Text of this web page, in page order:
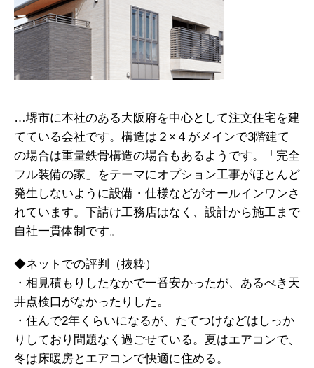
…堺市に本社のある大阪府を中心として注文住宅を建
てている会社です。構造は２×４がメインで3階建て
の場合は重量鉄骨構造の場合もあるようです。「完全
フル装備の家」をテーマにオプション工事がほとんど
発生しないように設備・仕様などがオールインワンさ
れています。下請け工務店はなく、設計から施工まで
自社一貫体制です。
◆ネットでの評判（抜粋）
・相見積もりしたなかで一番安かったが、あるべき天
井点検口がなかったりした。
・住んで2年くらいになるが、たてつけなどはしっか
りしており問題なく過ごせている。夏はエアコンで、
冬は床暖房とエアコンで快適に住める。